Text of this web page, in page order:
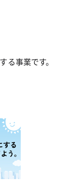
る事業です。